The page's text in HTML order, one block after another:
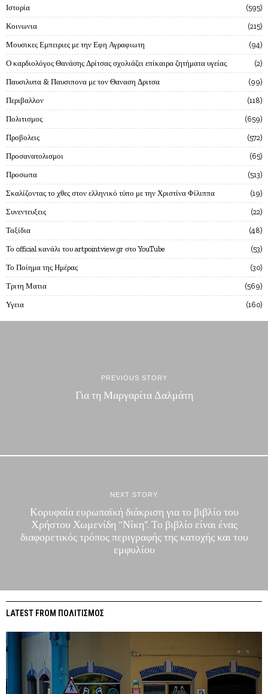
Ιστορία 595
Κοινωνια 215
Μουσικες Εμπειριες με την Εφη Αγραφιωτη 94
Ο καρδιολόγος Θανάσης Δρίτσας σχολιάζει επίκαιρα ζητήματα υγείας 2
Παυσιλυπα & Παυσιπονα με τον Θαναση Δριτσα 99
Περιβαλλον 118
Πολιτισμος 659
Προβολεις 572
Προσανατολισμοι 65
Προσωπα 513
Σκαλίζοντας το χθες στον ελληνικό τύπο με την Χριστίνα Φίλιππα 19
Συνεντευξεις 22
Ταξίδια 48
Το official κανάλι του artpointview.gr στο YouTube 53
Το Ποίημα της Ημέρας 30
Τριτη Ματια 569
Υγεια 160
PREVIOUS STORY
Για τη Μαργαρίτα Δαλμάτη
NEXT STORY
Κορυφαία ευρωπαϊκή διάκριση για το βιβλίο του
Χρήστου Χωμενίδη “Νίκη”. Το βιβλίο είναι ένας
διαφορετικός τρόπος περιγραφής της κατοχής και του
εμφυλίου
LATEST FROM ΠΟΛΙΤΙΣΜΟΣ